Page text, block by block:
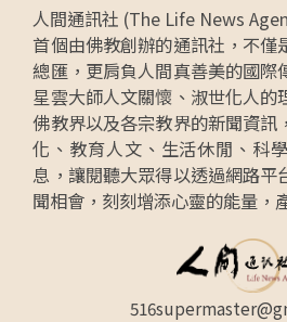
人間通訊社 (The Life News
首個由佛教創辦的通訊社，不僅
總匯，更肩負人間真善美的國際
星雲大師人文關懷、淑世化人的
佛教界以及各宗教界的新聞資訊
化、教育人文、生活休閒、科
息，讓閱聽大眾得以透過網路平
聞相會，刻刻增添心靈的能量，